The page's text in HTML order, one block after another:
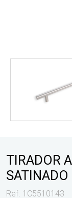
TIRADOR
Ref. 1C5510143